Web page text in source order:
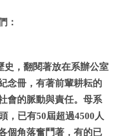
：
史，翻閱著放在系辦公室
念冊，有著前輩耕耘的
會的脈動與責任。母系
，已有50屆超過4500人
個角落奮鬥著，有的已